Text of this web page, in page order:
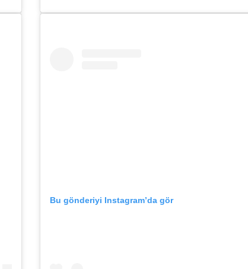
Bu gönderiyi Instagram’da gör